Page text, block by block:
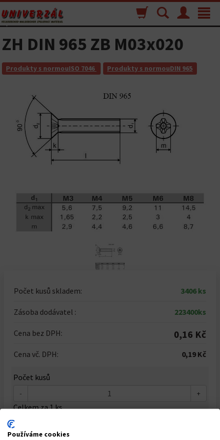
Toggle
Menu
Vyhľadávanie
Nákupný
košík
ZH DIN 965 ZB M03x020
Produkty s normouISO 7046 Produkty s normouDIN 965
Počet kusů skladem: 3406 ks
Zásoba dodávatel : 223400ks
Cena bez DPH: 0,16 Kč
Cena vč. DPH: 0,19 Kč
Počet kusů
- +
Celkem za1ks
Používáme cookies